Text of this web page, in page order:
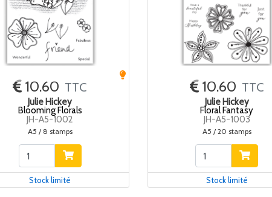
10.60 TTC
Julie Hickey
Blooming Florals
JH-A5-1002
A5 / 8 stamps
Stock limité
10.60 TTC
Julie Hickey
Floral Fantasy
JH-A5-1003
A5 / 20 stamps
Stock limité